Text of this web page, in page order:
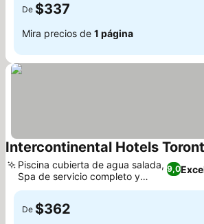
De $337
Mira precios de 1 página
Intercontinental Hotels
9,0
Piscina cubierta de agua salada,
Spa de servicio completo y
sereno
De $362